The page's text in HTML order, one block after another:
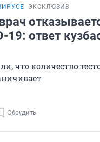
ЭКСКЛЮЗИВ
19: ответ
что количество
Обсудить